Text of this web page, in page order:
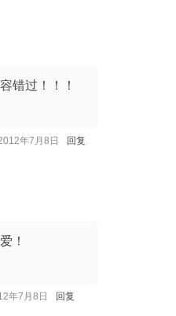
错过！！！
年7月8日 回复
！
年7月8日 回复